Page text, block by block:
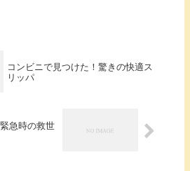
コンビニで見つけた！驚きの快適ス
リッパ
急時の救世